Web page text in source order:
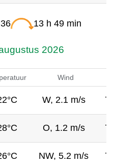
13 h 49 min
2026
Wind
W, 2.1 m/s
O, 1.2 m/s
NW, 5.2 m/s